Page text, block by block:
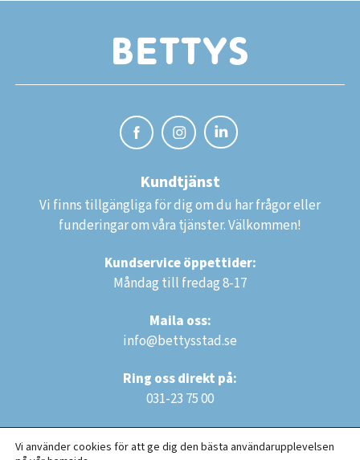
Kundtjänst
Vi finns tillgängliga för dig om du har frågor eller
funderingar om våra tjänster. Välkommen!
Kundservice öppettider:
Måndag till fredag 8-17
Maila oss:
info@bettysstad.se
Ring oss direkt på:
031-23 75 00
Vi använder cookies för att ge dig den bästa användarupplevelsen